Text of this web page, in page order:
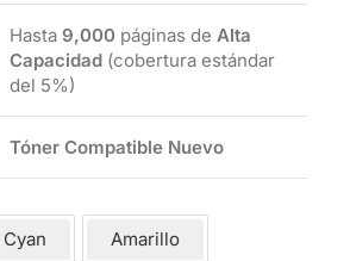
Hasta 9,000 páginas de Alta
Capacidad (cobertura estándar
del 5%)
Tóner Compatible Nuevo
Cyan Amarillo